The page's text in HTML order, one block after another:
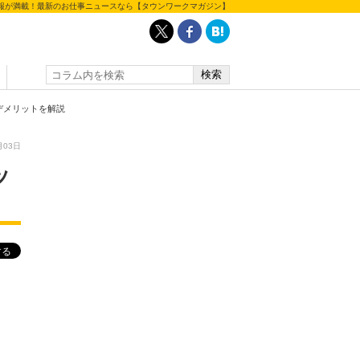
満載！最新のお仕事ニュースなら【タウンワークマガジン】
リットを解説
03日